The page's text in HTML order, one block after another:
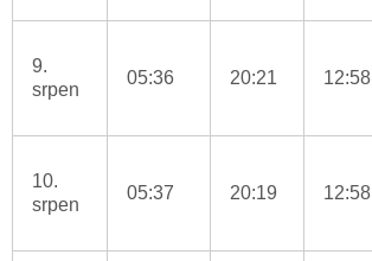
9.
srpen
05:36 20:21 12:58
10.
srpen
05:37 20:19 12:58